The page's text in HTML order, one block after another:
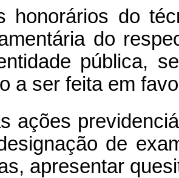
do
do
pública,
a ser feita em
ações
de
apresentar